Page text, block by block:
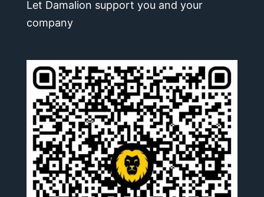
Let Damalion support you and your
company